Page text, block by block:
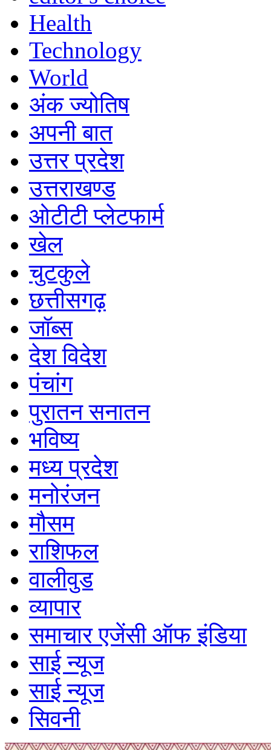
Health
Technology
World
अंक ज्योतिष
अपनी बात
उत्तर प्रदेश
उत्तराखण्ड
ओटीटी प्लेटफार्म
खेल
चुटकुले
छत्तीसगढ़
जॉब्स
देश विदेश
पंचांग
पुरातन सनातन
भविष्य
मध्य प्रदेश
मनोरंजन
मौसम
राशिफल
वालीवुड
व्यापार
समाचार एजेंसी ऑफ इंडिया
साई न्यूज
साई न्यूज
सिवनी